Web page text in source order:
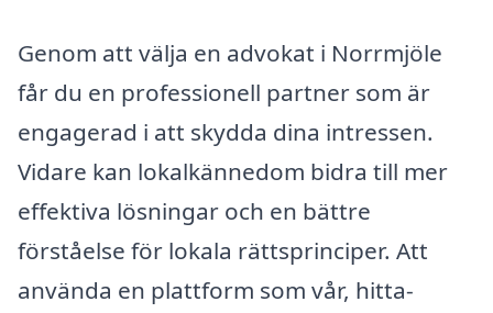
Genom att välja en advokat i Norrmjöle
får du en professionell partner som är
engagerad i att skydda dina intressen.
Vidare kan lokalkännedom bidra till mer
effektiva lösningar och en bättre
förståelse för lokala rättsprinciper. Att
använda en plattform som vår, hitta-